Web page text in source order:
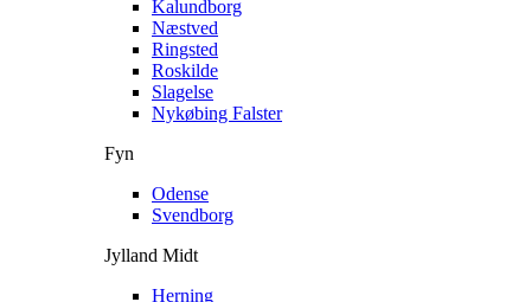
Kalundborg
Næstved
Ringsted
Roskilde
Slagelse
Nykøbing Falster
Fyn
Odense
Svendborg
Jylland Midt
Herning